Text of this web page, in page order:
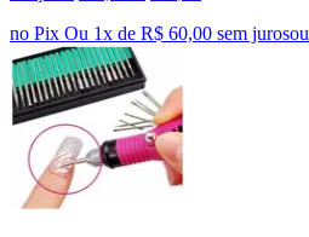
no Pix Ou 1x de R$ 60,00 sem jurosou